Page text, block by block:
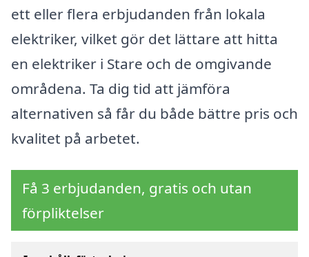
ett eller flera erbjudanden från lokala
elektriker, vilket gör det lättare att hitta
en elektriker i Stare och de omgivande
områdena. Ta dig tid att jämföra
alternativen så får du både bättre pris och
kvalitet på arbetet.
Få 3 erbjudanden, gratis och utan
förpliktelser